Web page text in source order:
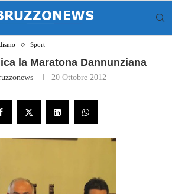
Sport
la Maratona Dannunziana
20 Ottobre 2012